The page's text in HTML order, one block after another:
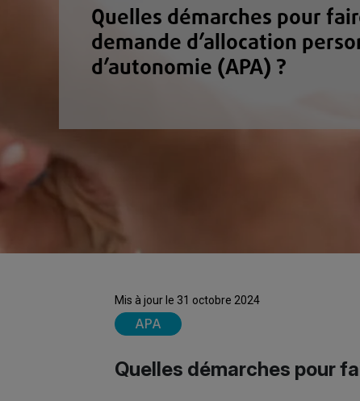
Quelles démarches pour
demande d’allocation
d’autonomie (APA) ?
Mis à jour le 31 octobre 2024
APA
Quelles démarches pour